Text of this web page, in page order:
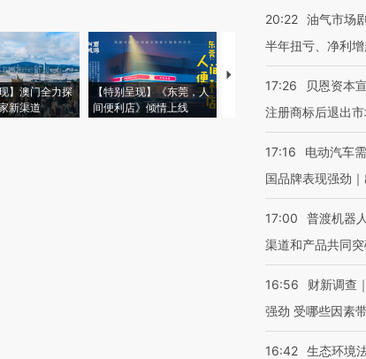
】澳门全力探
新渠道
【特别呈现】《东莞，人
间便利店》倾情上线
【推广】走进第四届链博
会，让数智科技“链”接产
20:22 油气市场
半年扭亏、净利
17:26
贝恩资本
注册商标后退出市
17:16
电动汽车
国品牌表现强劲｜
17:00
普渡机器
渠道和产品共同突
16:56
财新调查
强劲 受哪些因素
16:42 生态环境